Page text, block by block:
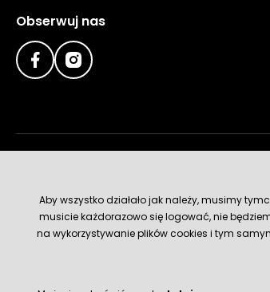
Obserwuj nas
Aby wszystko działało jak należy, musimy
musicie każdorazowo się logować, nie
na wykorzystywanie plików cookies i tym